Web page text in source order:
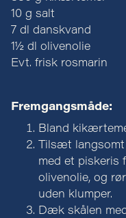
10 g salt
7 dl danskvand
1½ dl olivenolie
Evt. frisk rosmarin
Fremgangsmåde:
Bland
Tilsæt
med et piskeris
olivenolie, og
uden klumper.
Dæk skålen